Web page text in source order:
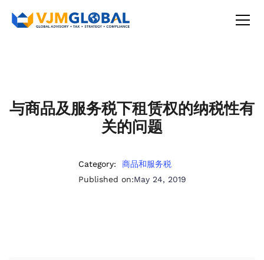
与商品及服务税下租赁权的纳税性有
关的问题
Category:
商品和服务税
Published on:May 24, 2019